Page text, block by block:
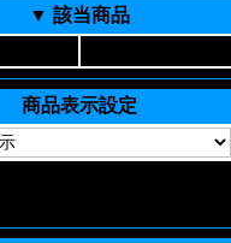
▼ 該当商品
商品表示設定